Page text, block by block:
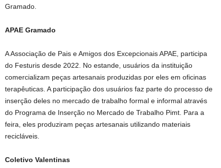
Gramado.
APAE Gramado
A Associação de Pais e Amigos dos Excepcionais APAE, participa
do Festuris desde 2022. No estande, usuários da instituição
comercializam peças artesanais produzidas por eles em oficinas
terapêuticas. A participação dos usuários faz parte do processo de
inserção deles no mercado de trabalho formal e informal através
do Programa de Inserção no Mercado de Trabalho Pimt. Para a
feira, eles produziram peças artesanais utilizando materiais
recicláveis.
Coletivo Valentinas